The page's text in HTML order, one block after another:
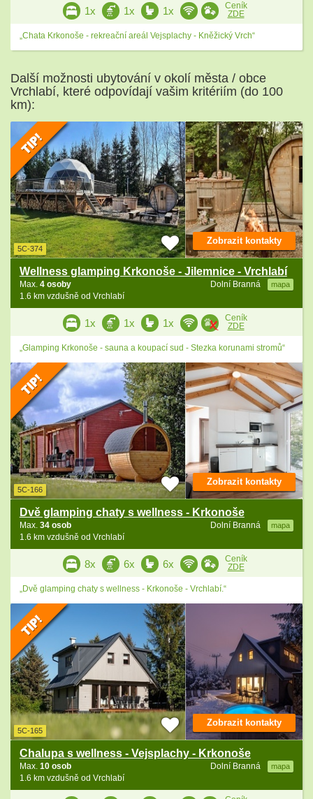
1x 1x 1x
Ceník
ZDE
„Chata Krkonoše - rekreační areál Vejsplachy - Kněžický Vrch“
Další možnosti ubytování v okolí města / obce
Vrchlabí, které odpovídají vašim kritériím (do 100
km):
5C-374
Wellness glamping Krkonoše - Jilemnice - Vrchlabí
Dolní Branná mapa
Max. 4 osoby
1.6 km vzdušně od Vrchlabí
Zobrazit kontakty
1x 1x 1x
Ceník
ZDE
„Glamping Krkonoše - sauna a koupací sud - Stezka korunami stromů“
5C-166
Dvě glamping chaty s wellness - Krkonoše
Dolní Branná mapa
Max. 34 osob
1.6 km vzdušně od Vrchlabí
Zobrazit kontakty
8x 6x 6x
Ceník
ZDE
„Dvě glamping chaty s wellness - Krkonoše - Vrchlabí.“
5C-165
Chalupa s wellness - Vejsplachy - Krkonoše
Dolní Branná mapa
Max. 10 osob
1.6 km vzdušně od Vrchlabí
Zobrazit kontakty